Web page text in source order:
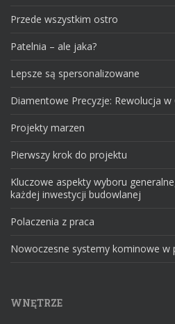
Przede wszystkim ostro
Patelnia – ale jaka?
Lepsze są spersonalizowane
Diamentowe Precyzje: Rewolucja w
Projekty marzen
Pierwszy krok do projektu
Kluczowe aspekty wyboru
każdej inwestycji budowlanej
Polaczenia z praca
Nowoczesne systemy kominowe w
WNĘTRZE